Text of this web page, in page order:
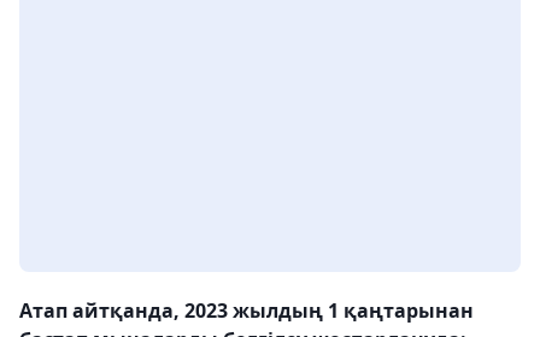
Атап айтқанда, 2023 жылдың 1 қаңтарынан